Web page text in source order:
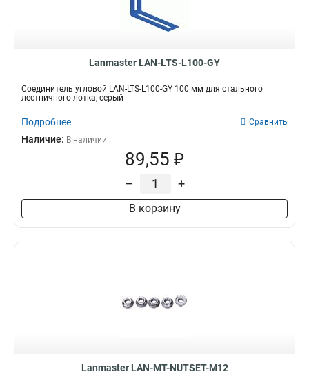
Lanmaster LAN-LTS-L100-GY
Соединитель угловой LAN-LTS-L100-GY 100 мм для стального
лестничного лотка, серый
Подробнее Сравнить
Наличие: В наличии
89,55 ₽
– +
В корзину
Lanmaster LAN-MT-NUTSET-M12